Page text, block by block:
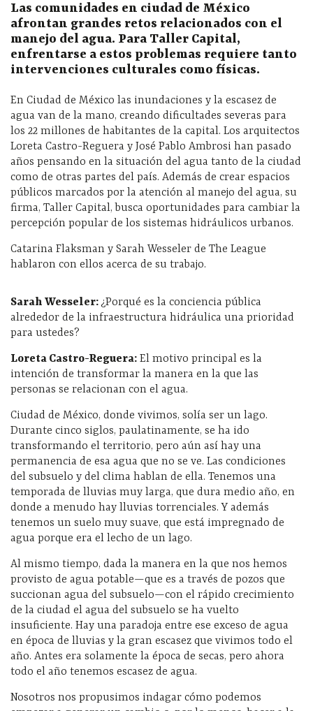
Las comunidades en ciudad de México
afrontan grandes retos relacionados con el
manejo del agua. Para Taller Capital,
enfrentarse a estos problemas requiere tanto
intervenciones culturales como físicas.
En Ciudad de México las inundaciones y la escasez de
agua van de la mano, creando dificultades severas para
los 22 millones de habitantes de la capital. Los arquitectos
Loreta Castro-Reguera y José Pablo Ambrosi han pasado
años pensando en la situación del agua tanto de la ciudad
como de otras partes del país. Además de crear espacios
públicos marcados por la atención al manejo del agua, su
firma, Taller Capital, busca oportunidades para cambiar la
percepción popular de los sistemas hidráulicos urbanos.
Catarina Flaksman y Sarah Wesseler de The League
hablaron con ellos acerca de su trabajo.
Sarah Wesseler:¿Porqué es la conciencia pública
alrededor de la infraestructura hidráulica una prioridad
para ustedes?
Loreta Castro-Reguera: El motivo principal es la
intención de transformar la manera en la que las
personas se relacionan con el agua.
Ciudad de México, donde vivimos, solía ser un lago.
Durante cinco siglos, paulatinamente, se ha ido
transformando el territorio, pero aún así hay una
permanencia de esa agua que no se ve. Las condiciones
del subsuelo y del clima hablan de ella. Tenemos una
temporada de lluvias muy larga, que dura medio año, en
donde a menudo hay lluvias torrenciales. Y además
tenemos un suelo muy suave, que está impregnado de
agua porque era el lecho de un lago.
Al mismo tiempo, dada la manera en la que nos hemos
provisto de agua potable—que es a través de pozos que
succionan agua del subsuelo—con el rápido crecimiento
de la ciudad el agua del subsuelo se ha vuelto
insuficiente. Hay una paradoja entre ese exceso de agua
en época de lluvias y la gran escasez que vivimos todo el
año. Antes era solamente la época de secas, pero ahora
todo el año tenemos escasez de agua.
Nosotros nos propusimos indagar cómo podemos